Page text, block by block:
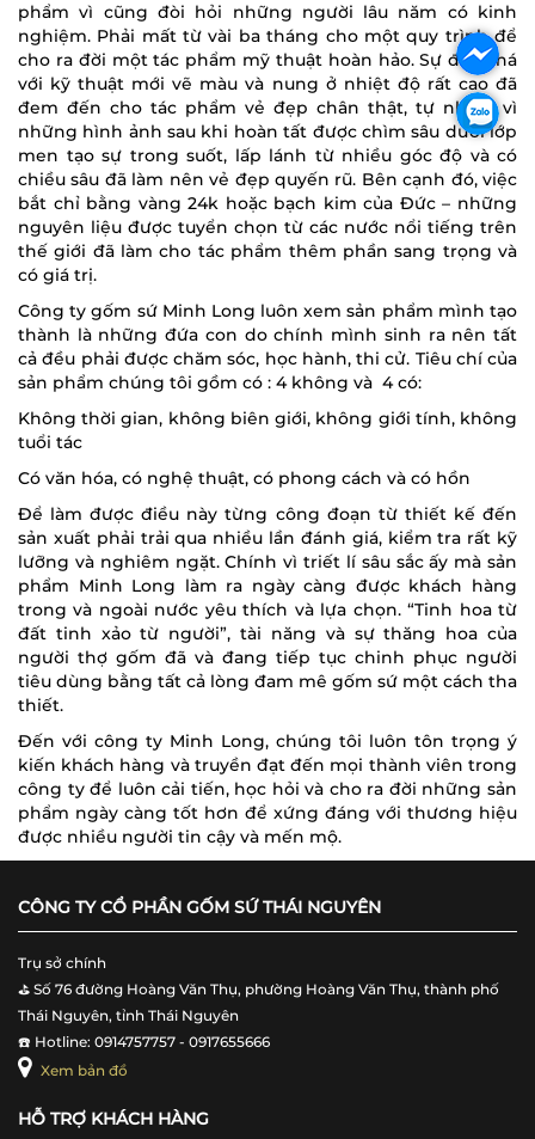
phẩm vì cũng đòi hỏi những người lâu năm có kinh
nghiệm. Phải mất từ vài ba tháng cho một quy trình để
cho ra đời một tác phẩm mỹ thuật hoàn hảo. Sự đột phá
với kỹ thuật mới vẽ màu và nung ở nhiệt độ rất cao đã
đem đến cho tác phẩm vẻ đẹp chân thật, tự nhiên vì
những hình ảnh sau khi hoàn tất được chìm sâu dưới lớp
men tạo sự trong suốt, lấp lánh từ nhiều góc độ và có
chiều sâu đã làm nên vẻ đẹp quyến rũ. Bên cạnh đó, việc
bắt chỉ bằng vàng 24k hoặc bạch kim của Đức – những
nguyên liệu được tuyển chọn từ các nước nổi tiếng trên
thế giới đã làm cho tác phẩm thêm phần sang trọng và
có giá trị.
Công ty gốm sứ Minh Long luôn xem sản phẩm mình tạo
thành là những đứa con do chính mình sinh ra nên tất
cả đều phải được chăm sóc, học hành, thi cử. Tiêu chí của
sản phẩm chúng tôi gồm có : 4 không và 4 có:
Không thời gian, không biên giới, không giới tính, không
tuổi tác
Có văn hóa, có nghệ thuật, có phong cách và có hồn
Để làm được điều này từng công đoạn từ thiết kế đến
sản xuất phải trải qua nhiều lần đánh giá, kiểm tra rất kỹ
lưỡng và nghiêm ngặt. Chính vì triết lí sâu sắc ấy mà sản
phẩm Minh Long làm ra ngày càng được khách hàng
trong và ngoài nước yêu thích và lựa chọn. “Tinh hoa từ
đất tinh xảo từ người”, tài năng và sự thăng hoa của
người thợ gốm đã và đang tiếp tục chinh phục người
tiêu dùng bằng tất cả lòng đam mê gốm sứ một cách tha
thiết.
Đến với công ty Minh Long, chúng tôi luôn tôn trọng ý
kiến khách hàng và truyền đạt đến mọi thành viên trong
công ty để luôn cải tiến, học hỏi và cho ra đời những sản
phẩm ngày càng tốt hơn để xứng đáng với thương hiệu
được nhiều người tin cậy và mến mộ.
CÔNG TY CỔ PHẦN GỐM SỨ THÁI NGUYÊN
Trụ sở chính
⛳️ Số 76 đường Hoàng Văn Thụ, phường Hoàng Văn Thụ, thành phố
Thái Nguyên, tỉnh Thái Nguyên
☎️ Hotline: 0914757757 - 0917655666
Xem bản đồ
HỖ TRỢ KHÁCH HÀNG